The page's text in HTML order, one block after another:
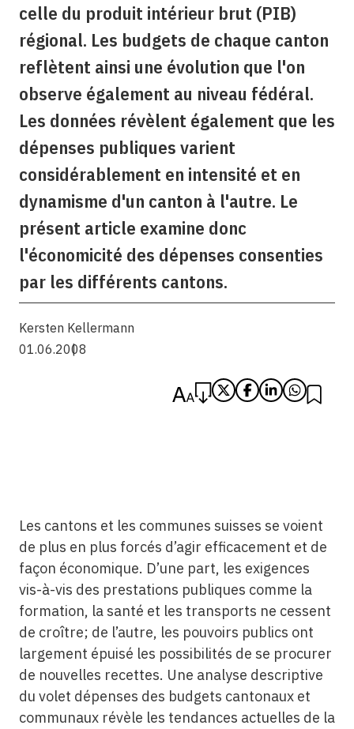
celle du produit intérieur brut (PIB)
régional. Les budgets de chaque canton
reflètent ainsi une évolution que l'on
observe également au niveau fédéral.
Les données révèlent également que les
dépenses publiques varient
considérablement en intensité et en
dynamisme d'un canton à l'autre. Le
présent article examine donc
l'économicité des dépenses consenties
par les différents cantons.
Kersten Kellermann
01.06.2008
Les cantons et les communes suisses se voient
de plus en plus forcés d’agir efficacement et de
façon économique. D’une part, les exigences
vis-à-vis des prestations publiques comme la
formation, la santé et les transports ne cessent
de croître; de l’autre, les pouvoirs publics ont
largement épuisé les possibilités de se procurer
de nouvelles recettes. Une analyse descriptive
du volet dépenses des budgets cantonaux et
communaux révèle les tendances actuelles de la